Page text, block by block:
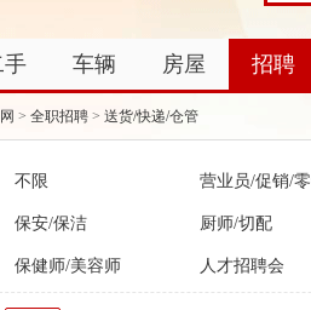
手 车辆 房屋 招聘
> 全职招聘 > 送货/快递/仓管
不限 营业员/促销/
保安/保洁 厨师/切配
保健师/美容师 人才招聘会